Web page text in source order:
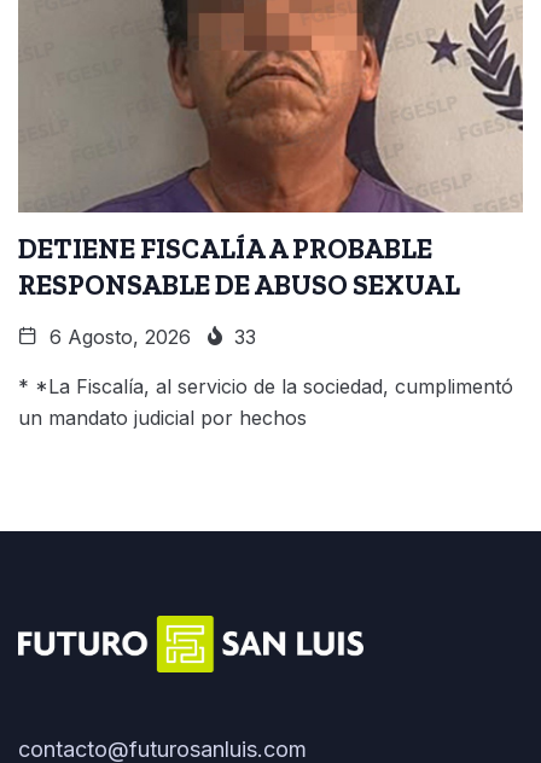
DETIENE FISCALÍA A PROBABLE
RESPONSABLE DE ABUSO SEXUAL
6 Agosto, 2026 33
* *La Fiscalía, al servicio de la sociedad, cumplimentó
un mandato judicial por hechos
contacto@futurosanluis.com